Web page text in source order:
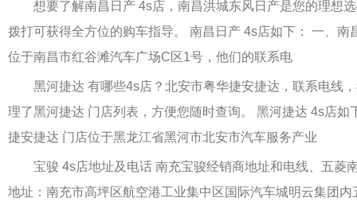
想要了解南昌日产 4s店，南昌洪城东风日产是您的理想选
拨打可获得全方位的购车指导。 南昌日产 4s店如下： 一、南
位于南昌市红谷滩汽车广场C区1号，他们的联系电
黑河捷达 有哪些4s店？北安市粤华捷安捷达，联系电线，
理了黑河捷达 门店列表，方便您随时查询。 黑河捷达 4s店如
捷安捷达 门店位于黑龙江省黑河市北安市汽车服务产业
宝骏 4s店地址及电话 南充宝骏经销商地址和电线、五菱
地址：南充市高坪区航空港工业集中区国际汽车城明云集团